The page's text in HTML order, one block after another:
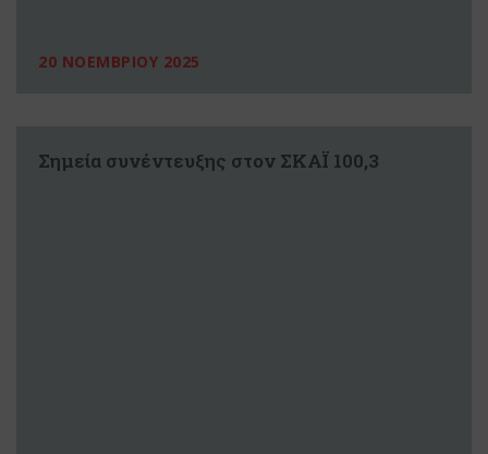
20 ΝΟΕΜΒΡΙΟΥ 2025
Σημεία συνέντευξης στον ΣΚΑΪ 100,3